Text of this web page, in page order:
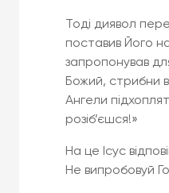
Тоді диявол
поставив Його
запропонував
Божий, стрибни
Ангели
розіб’єшся!»
На це Ісус
Не випробовуй